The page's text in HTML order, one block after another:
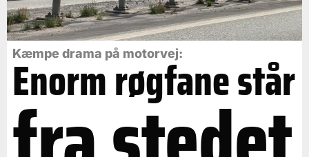
Kæmpe drama på motorvej:
Enorm røgfane står